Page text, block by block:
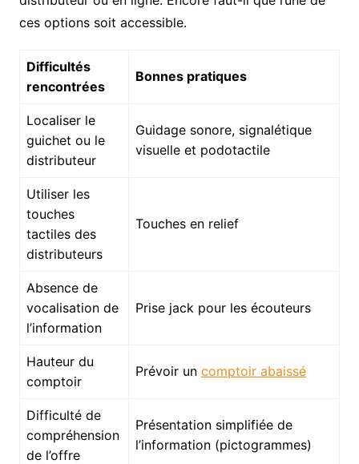
ces options soit accessible.
Difficultés
rencontrées
Bonnes pratiques
Localiser le
guichet ou le
distributeur
Guidage sonore, signalétique
visuelle et podotactile
Utiliser les
touches
tactiles des
distributeurs
Touches en relief
Absence de
vocalisation de
l’information
Prise jack pour les écouteurs
Hauteur du
comptoir
Prévoir un comptoir abaissé
Difficulté de
compréhension
de l’offre
Présentation simplifiée de
l’information (pictogrammes)